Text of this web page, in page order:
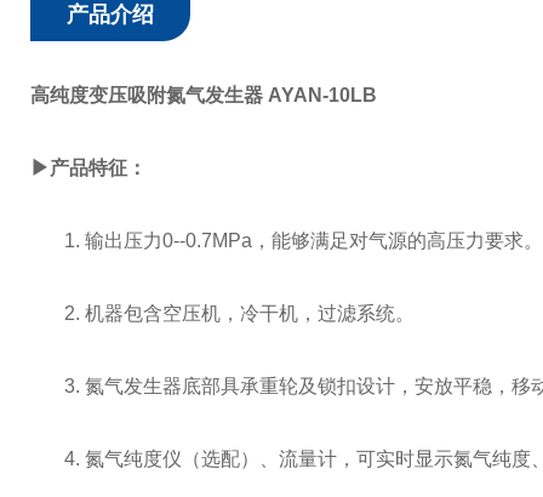
产品介绍
高纯度变压吸附氮气发生器 AYAN-10LB
▶产品特征：
1. 输出压力0--0.7MPa ，能够满足对气源的高压力要求。
2. 机器包含空压机，冷干机，过滤系统。
3. 氮气发生器底部具承重轮及锁扣设计，安放平稳，移
4. 氮气纯度仪（选配）、流量计，可实时显示氮气纯度